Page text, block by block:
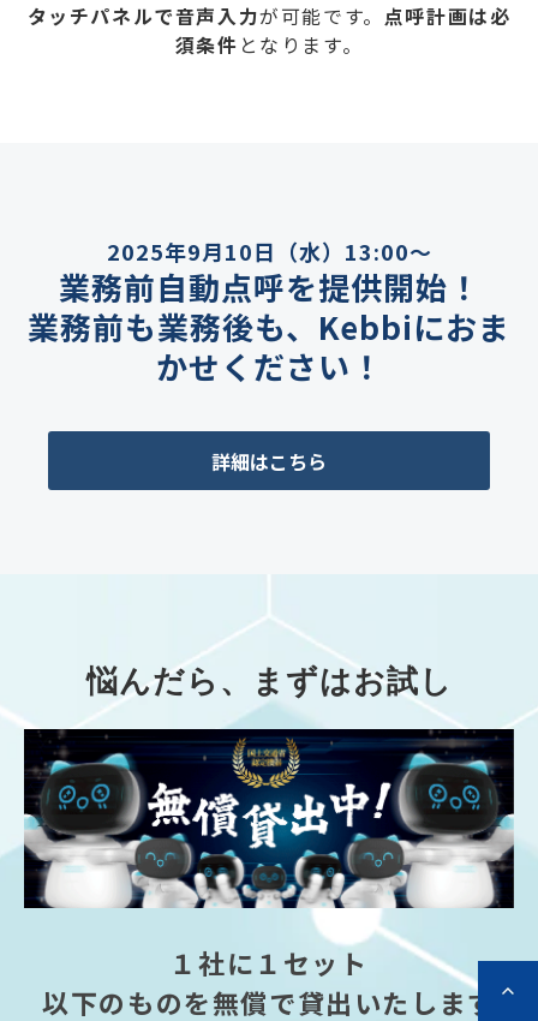
タッチパネルで音声入力が可能です。 点呼計画は必
須条件 となります。
2025年9月10日（水）13:00～
業務前自動点呼を提供開始！
業務前も業務後も、Kebbiにおま
かせください！
詳細はこちら
悩んだら、まずはお試し
１社に１セット
以下のものを無償で貸出いたします